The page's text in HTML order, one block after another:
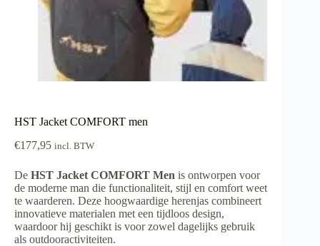
HST Jacket COMFORT men
€177,95 incl. BTW
De HST Jacket COMFORT Men is ontworpen voor
de moderne man die functionaliteit, stijl en comfort weet
te waarderen. Deze hoogwaardige herenjas combineert
innovatieve materialen met een tijdloos design,
waardoor hij geschikt is voor zowel dagelijks gebruik
als outdooractiviteiten.